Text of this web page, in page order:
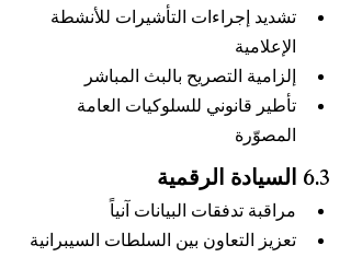
تشديد إجراءات التأشيرات للأنشطة
الإعلامية
إلزامية التصريح بالبث المباشر
تأطير قانوني للسلوكيات العامة
المصوّرة
6.3 السيادة الرقمية
مراقبة تدفقات البيانات آنياً
تعزيز التعاون بين السلطات السيبرانية